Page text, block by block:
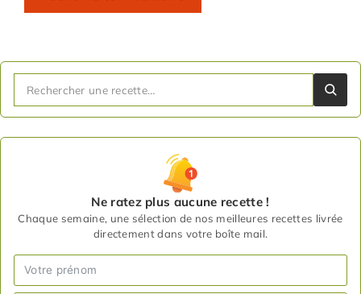
Ne ratez plus aucune recette !
Chaque semaine, une sélection de nos meilleures recettes livrée
directement dans votre boîte mail.